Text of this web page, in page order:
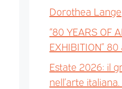
Dorothea Lange
“80 YEARS OF
EXHIBITION”
Estate 2026: il
nell’arte